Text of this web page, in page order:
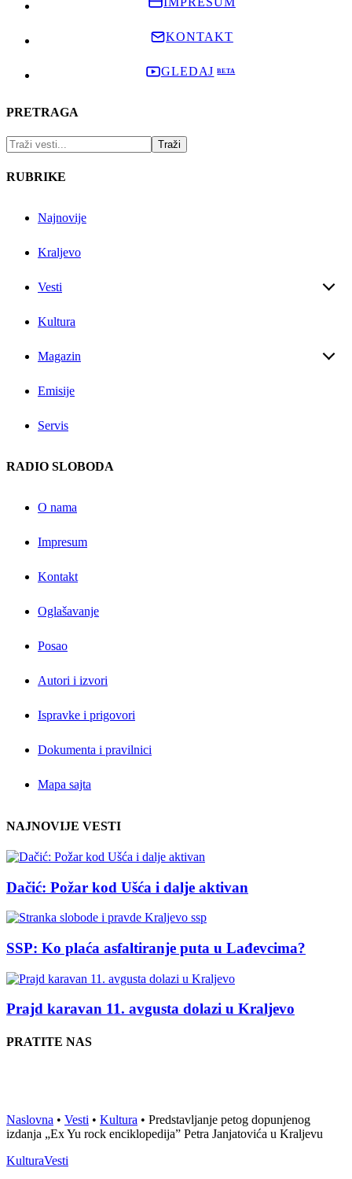
KONTAKT
GLEDAJ
PRETRAGA
RUBRIKE
Najnovije
Kraljevo
Vesti
Kultura
Magazin
Emisije
Servis
RADIO SLOBODA
O nama
Impresum
Kontakt
Oglašavanje
Posao
Autori i izvori
Ispravke i prigovori
Dokumenta i pravilnici
Mapa sajta
NAJNOVIJE VESTI
Dačić: Požar kod Ušća i dalje aktivan
SSP: Ko plaća asfaltiranje puta u Lađevcima?
Prajd karavan 11. avgusta dolazi u Kraljevo
PRATITE NAS
Naslovna • Vesti • Kultura • Predstavljanje petog dopunjenog
izdanja „Ex Yu rock enciklopedija” Petra Janjatovića u Kraljevu
KulturaVesti